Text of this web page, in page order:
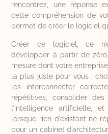
rencontrez, une réponse
cette compréhension de
permet de créer le logiciel
Créer ce logiciel, ce
développer à partir de
mesure dont votre
la plus juste pour vous :
les interconnecter
répétitives, consolider
l’intelligence artificielle,
lorsque rien d’existant ne
pour un cabinet